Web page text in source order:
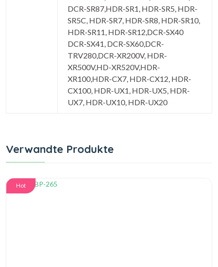
DCR-SR87,HDR-SR1, HDR-SR5, HDR-
SR5C, HDR-SR7, HDR-SR8, HDR-SR10,
HDR-SR11, HDR-SR12,DCR-SX40
DCR-SX41, DCR-SX60,DCR-
TRV280,DCR-XR200V, HDR-
XR500V,HD-XR520V,HDR-
XR100,HDR-CX7, HDR-CX12, HDR-
CX100, HDR-UX1, HDR-UX5, HDR-
UX7, HDR-UX10, HDR-UX20
Verwandte Produkte
Hot